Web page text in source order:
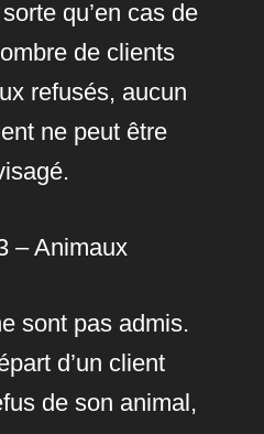
qu’en cas de
de clients
refusés, aucun
ne peut être
– Animaux
sont pas admis.
d’un client
de son animal,